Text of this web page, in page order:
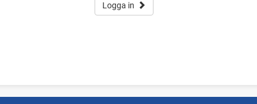
Logga in